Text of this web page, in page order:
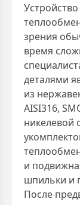
зрения
время
деталями
из
AISI316,
никелевой
и
шпильки и
После